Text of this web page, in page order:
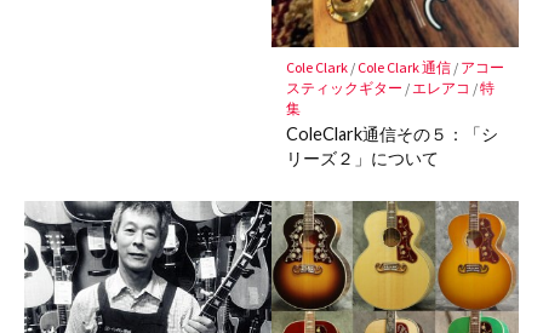
Cole Clark/ Cole Clark 通信/ アコー
スティックギター /エレアコ /特
集
ColeClark通信その５：「シ
リーズ２」について